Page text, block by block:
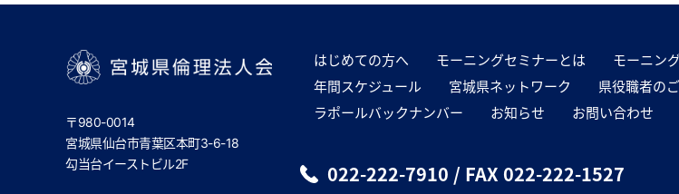
〒980-0014
宮城県仙台市青葉区本町3-6-18
勾当台イーストビル2F
はじめての方へ モーニングセミナーとは モーニン
年間スケジュール
宮城県ネットワーク 県役職者の
ラポールバックナンバー
お知らせ お問い合わせ
022-222-7910 / FAX 022-222-1527